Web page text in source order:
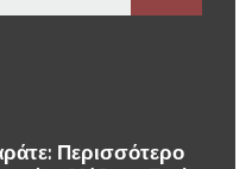
Περισσότερο